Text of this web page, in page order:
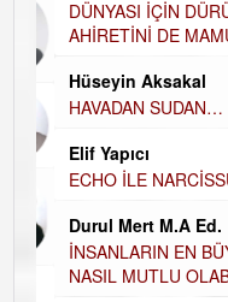
DÜNYASI İÇİN
AHİRETİNİ DE
Hüseyin Aksakal
HAVADAN SUDAN…
Elif Yapıcı
ECHO İLE
Durul Mert M.A Ed.
İNSANLARIN EN
NASIL MUTLU